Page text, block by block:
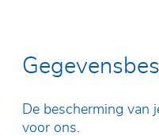
Automotive
Locaties
Brochures
Bevestiging van naleving
exportcontroles
De bescherming van
voor ons.